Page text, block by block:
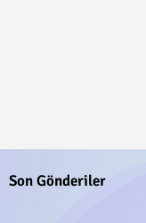
Son Gönderiler